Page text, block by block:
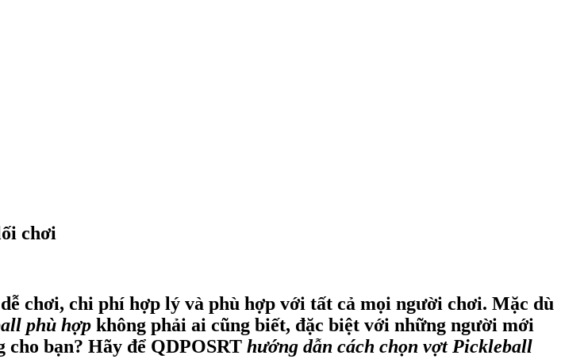
chơi
chơi, chi phí hợp lý và phù hợp với tất cả mọi người chơi. Mặc dù
phù hợp không phải ai cũng biết, đặc biệt với những người mới
bạn? Hãy để QDPOSRT hướng dẫn cách chọn vợt Pickleball